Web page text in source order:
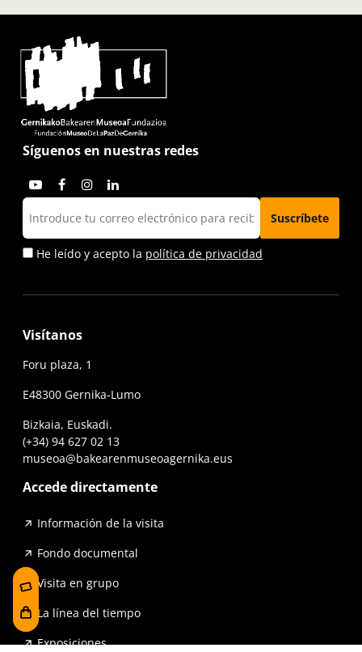
Síguenos en nuestras redes
He leído y acepto la política de privacidad
Visítanos
Foru plaza, 1
E48300 Gernika-Lumo
Bizkaia, Euskadi.
(+34) 94 627 02 13
museoa@bakearenmuseoagernika.eus
Accede directamente
Información de la visita
Fondo documental
Visita en grupo
La línea del tiempo
Exposiciones